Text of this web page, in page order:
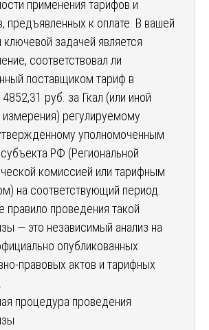
применения тарифов и
предъявленных к оплате. В вашей
ключевой задачей является
соответствовал ли
поставщиком тариф в
руб. за Гкал (или иной
регулируемому
уполномоченным
РФ (Региональной
комиссией или тарифным
на соответствующий период.
правило проведения такой
— это независимый анализ на
опубликованных
правовых актов и тарифных
процедура проведения